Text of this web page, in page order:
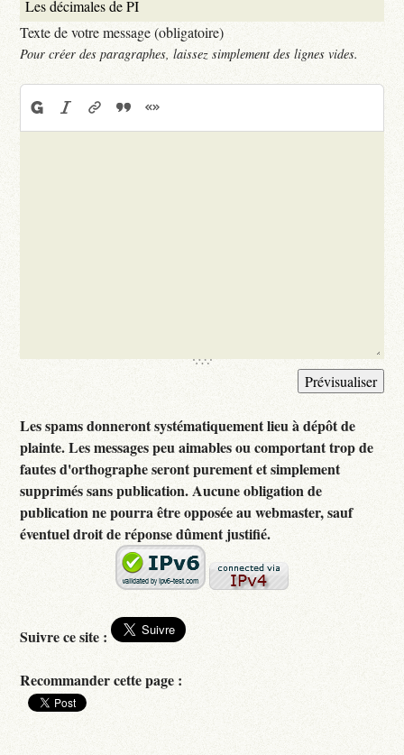
Texte de votre message (obligatoire)
Pour créer des paragraphes, laissez simplement des lignes vides.
Les spams donneront systématiquement lieu à dépôt de
plainte. Les messages peu aimables ou comportant trop de
fautes d'orthographe seront purement et simplement
supprimés sans publication. Aucune obligation de
publication ne pourra être opposée au webmaster, sauf
éventuel droit de réponse dûment justifié.
Suivre ce site :
Recommander cette page :